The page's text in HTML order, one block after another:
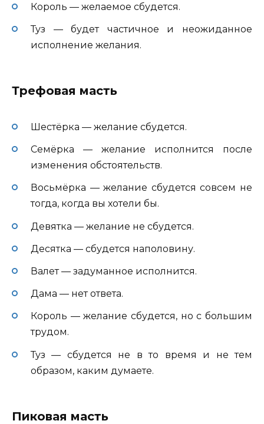
Король — желаемое сбудется.
Туз — будет частичное и неожиданное
исполнение желания.
Трефовая масть
Шестёрка — желание сбудется.
Семёрка — желание исполнится после
изменения обстоятельств.
Восьмёрка — желание сбудется совсем не
тогда, когда вы хотели бы.
Девятка — желание не сбудется.
Десятка — сбудется наполовину.
Валет — задуманное исполнится.
Дама — нет ответа.
Король — желание сбудется, но с большим
трудом.
Туз — сбудется не в то время и не тем
образом, каким думаете.
Пиковая масть